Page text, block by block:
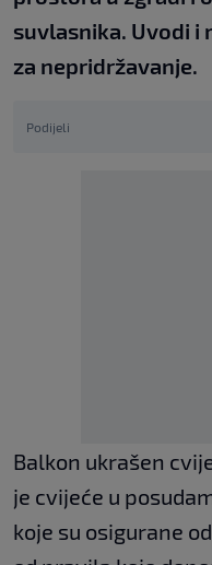
suvlasnika. Uvodi i
za nepridržavanje.
Podijeli
Balkon ukrašen
je cvijeće u
koje su osigurane